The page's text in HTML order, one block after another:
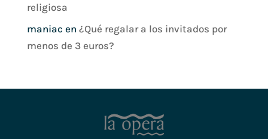
religiosa
maniac en ¿Qué regalar a los invitados por
menos de 3 euros?